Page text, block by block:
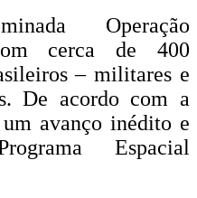
Operação
cerca de 400
– militares e
De acordo com a
avanço inédito e
Espacial